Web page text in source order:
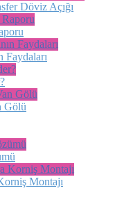
Döviz Açığı
Faydaları
Gölü
Montajı